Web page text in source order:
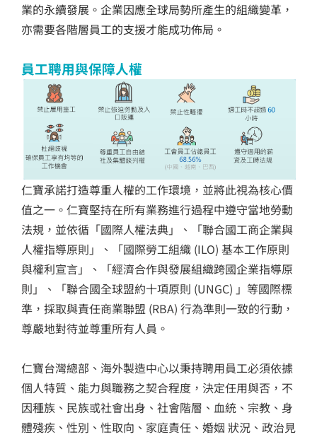
業的永續發展。企業因應全球局勢所產生的組織變革，
亦需要各階層員工的支援才能成功佈局。
員工聘用與保障人權
仁寶承諾打造尊重人權的工作環境，並將此視為核心價
值之一。仁寶堅持在所有業務進行過程中遵守當地勞動
法規，並依循「國際人權法典」、「聯合國工商企業與
人權指導原則」、「國際勞工組織 (ILO) 基本工作原則
與權利宣言」、「經濟合作與發展組織跨國企業指導原
則」、「聯合國全球盟約十項原則 (UNGC) 」等國際標
準，採取與責任商業聯盟 (RBA) 行為準則一致的行動，
尊嚴地對待並尊重所有人員。
仁寶台灣總部、海外製造中心以秉持聘用員工必須依據
個人特質、能力與職務之契合程度，決定任用與否，不
因種族、民族或社會出身、社會階層、血統、宗教、身
體殘疾、性別、性取向、家庭責任、婚姻 狀況、政治見